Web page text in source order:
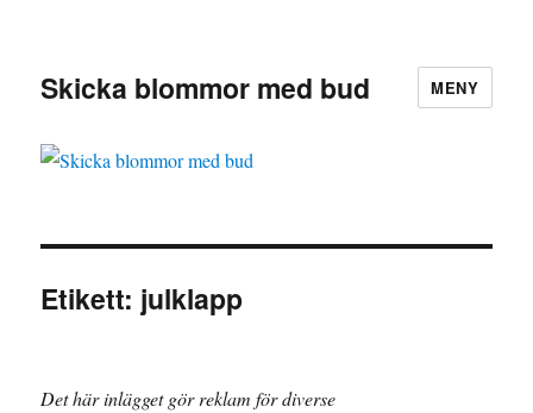
Skicka blommor med bud MENY
Etikett: julklapp
Det här inlägget gör reklam för diverse